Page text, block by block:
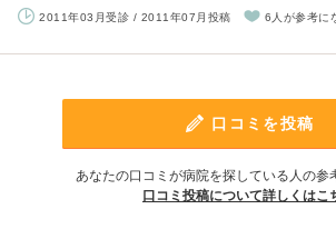
2011年03月受診 / 2011年07月投稿 6人が参考に
口コミを投稿
あなたの口コミが病院を探している人の参
口コミ投稿について詳しくはこ